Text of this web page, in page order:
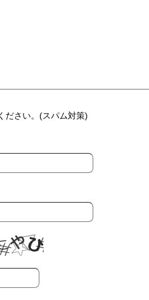
ださい。(スパム対策)